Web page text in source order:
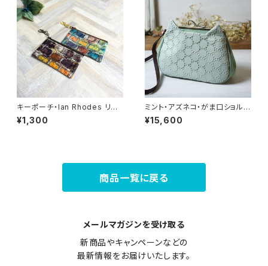
キーポーチ・Ian Rhodes リバ
ティラミネート生地
¥1,300
ミント・アズネコ・がま口ショルダ
ーバッグ
¥15,600
商品一覧に戻る
メールマガジンを受け取る
新商品やキャンペーンなどの
最新情報をお届けいたします。